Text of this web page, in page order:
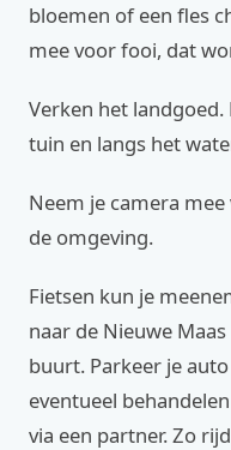
bloemen of een fles
mee voor fooi, dat
Verken het
tuin en langs het
Neem je camera
de omgeving.
Fietsen kun je
naar de Nieuwe
buurt. Parkeer je
eventueel
via een partner. Zo